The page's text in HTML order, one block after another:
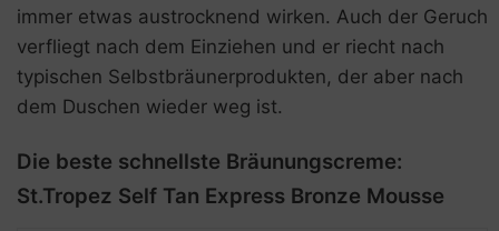
immer etwas austrocknend wirken. Auch der Geruch
verfliegt nach dem Einziehen und er riecht nach
typischen Selbstbräunerprodukten, der aber nach
dem Duschen wieder weg ist.
Die beste schnellste Bräunungscreme:
St.Tropez Self Tan Express Bronze Mousse